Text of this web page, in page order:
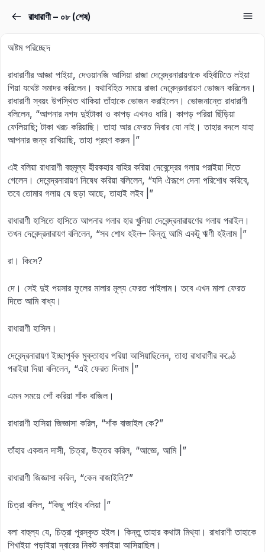
রাধারাণী – ০৮ (শেষ)
অষ্টম পরিচ্ছেদ
রাধারাণীর আজ্ঞা পাইয়া, দেওয়ানজি আসিয়া রাজা দেবেন্দ্রনারায়ণকে বহির্বাটিতে লইয়া
গিয়া যথেষ্ট সমাদর করিলেন। যথাবিহিত সময়ে রাজা দেবেন্দ্রনারায়ণ ভোজন করিলেন।
রাধারাণী স্বয়ং উপস্থিত থাকিয়া তাঁহাকে ভোজন করাইলেন। ভোজনান্তে রাধারাণী
বলিলেন, “আপনার নগদ দুইটাকা ও কাপড় এখনও ধারি। কাপড় পরিয়া ছিঁড়িয়া
ফেলিয়াছি; টাকা খরচ করিয়াছি। তাহা আর ফেরত দিবার যো নাই। তাহার বদলে যাহা
আপনার জন্য রাখিয়াছি, তাহা গ্রহণ করুন |”
এই বলিয়া রাধারাণী বহুমূল্য হীরকহার বাহির করিয়া দেবেন্দ্রের গলায় পরাইয়া দিতে
গেলেন। দেবেন্দ্রনারায়ণ নিষেধ করিয়া বলিলেন, “যদি ঐরূপে দেনা পরিশোধ করিবে,
তবে তোমার গলায় যে ছড়া আছে, তাহাই লইব |”
রাধারাণী হাসিতে হাসিতে আপনার গলার হার খুলিয়া দেবেন্দ্রনারায়ণের গলায় পরাইল।
তখন দেবেন্দ্রনারায়ণ বলিলেন, “সব শোধ হইল– কিন্তু আমি একটু ঋণী হইলাম |”
রা। কিসে?
দে। সেই দুই পয়সার ফুলের মালার মূল্য ফেরত পাইলাম। তবে এখন মালা ফেরত
দিতে আমি বাধ্য।
রাধারাণী হাসিল।
দেবেন্দ্রনারায়ণ ইচ্ছাপূর্বক মুক্তাহার পরিয়া আসিয়াছিলেন, তাহা রাধারাণীর কণ্ঠে
পরাইয়া দিয়া বলিলেন, “এই ফেরত দিলাম |”
এমন সময়ে পোঁ করিয়া শাঁক বাজিল।
রাধারাণী হাসিয়া জিজ্ঞাসা করিল, “শাঁক বাজাইল কে?”
তাঁহার একজন দাসী, চিত্রা, উত্তর করিল, “আজ্ঞে, আমি |”
রাধারাণী জিজ্ঞাসা করিল, “কেন বাজাইলি?”
চিত্রা বলিল, “কিছু পাইব বলিয়া |”
বলা বাহুল্য যে, চিত্রা পুরস্কৃত হইল। কিন্তু তাহার কথাটা মিথ্যা। রাধারাণী তাহাকে
শিখাইয়া পড়াইয়া দ্বারের নিকট বসাইয়া আসিয়াছিল।
Don’t have an account?Sign up